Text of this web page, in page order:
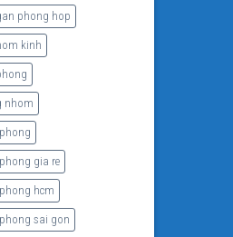
phong hop
kinh
nhom
gia re
hcm
sai gon